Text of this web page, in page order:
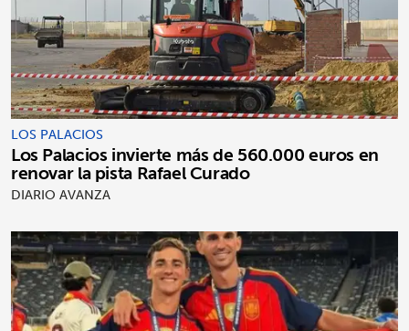
LOS PALACIOS
Los Palacios invierte más de 560.000 euros en
renovar la pista Rafael Curado
DIARIO AVANZA